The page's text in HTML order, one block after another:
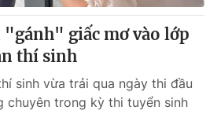
giấc mơ vào lớp
thí sinh
sinh vừa trải qua ngày thi đầu
chuyên trong kỳ thi tuyển sinh